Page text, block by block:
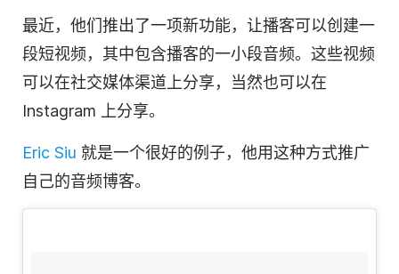
最近，他们推出了一项新功能，让播客可以创建一
段短视频，其中包含播客的一小段音频。这些视频
可以在社交媒体渠道上分享，当然也可以在
Instagram 上分享。
Eric Siu 就是一个很好的例子，他用这种方式推广
自己的音频博客。